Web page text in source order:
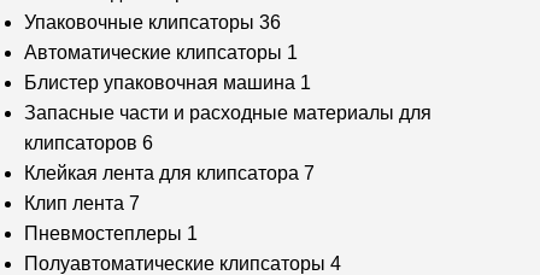
Упаковочные клипсаторы 36
Автоматические клипсаторы 1
Блистер упаковочная машина 1
Запасные части и расходные материалы для
клипсаторов 6
Клейкая лента для клипсатора 7
Клип лента 7
Пневмостеплеры 1
Полуавтоматические клипсаторы 4